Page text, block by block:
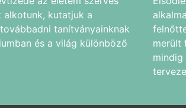
alkotunk, kutatjuk a
tanítványainknak
és a világ különböző
merült
mindig